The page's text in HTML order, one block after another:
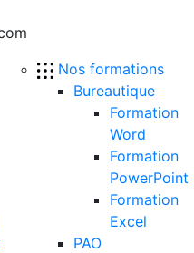
Nos formations
Bureautique
Formation
Word
Formation
PowerPoint
Formation
Excel
PAO